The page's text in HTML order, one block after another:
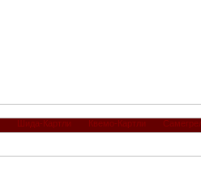
Шида-Картли Квемо-Картли